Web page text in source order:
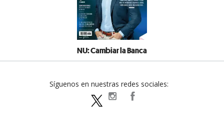
NU: Cambiar la Banca
Síguenos en nuestras redes sociales:
expansionpolitica